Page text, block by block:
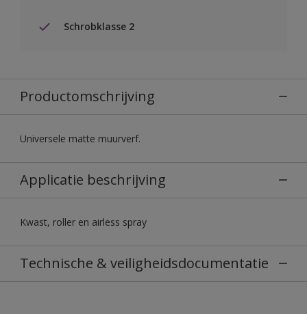
Schrobklasse 2
Productomschrijving
Universele matte muurverf.
Applicatie beschrijving
Kwast, roller en airless spray
Technische & veiligheidsdocumentatie